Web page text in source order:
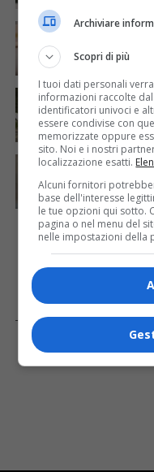
CRONACA &
folgorazione
ANIMALI 7 giorni
Gorizia-
caldo: esplode
CRONACA &
Mattia
Ferriere Nord, i
Archiviare
Scopri di più
I tuoi dati personali
informazioni raccolte
identificatori univoci e
essere condivise con
memorizzate oppure
sito. Noi e i nostri
localizzazione esatti.
Alcuni fornitori
base dell'interesse
le tue opzioni qui sotto.
pagina o nel menu del
nelle impostazioni della